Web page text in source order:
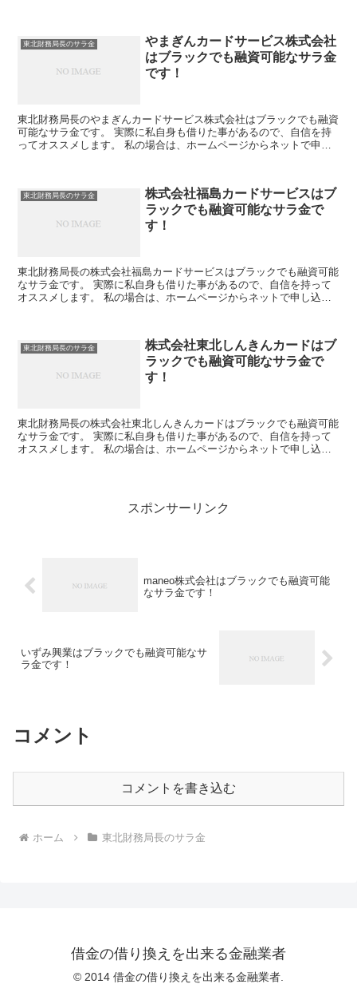
東北財務局長のサラ金
やまぎんカードサービス株式会社
はブラックでも融資可能なサラ金
です！
東北財務局長のやまぎんカードサービス株式会社はブラックでも融資
可能なサラ金です。 実際に私自身も借りた事があるので、自信を持
ってオススメします。 私の場合は、ホームページからネットで申し
東北財務局長のサラ金
株式会社福島カードサービスはブ
ラックでも融資可能なサラ金で
す！
東北財務局長の株式会社福島カードサービスはブラックでも融資可能
なサラ金です。 実際に私自身も借りた事があるので、自信を持って
オススメします。 私の場合は、ホームページからネットで申し込み
東北財務局長のサラ金
株式会社東北しんきんカードはブ
ラックでも融資可能なサラ金で
す！
東北財務局長の株式会社東北しんきんカードはブラックでも融資可能
なサラ金です。 実際に私自身も借りた事があるので、自信を持って
オススメします。 私の場合は、ホームページからネットで申し込み
スポンサーリンク
maneo株式会社はブラックでも融資可能
なサラ金です！
いずみ興業はブラックでも融資可能なサ
ラ金です！
コメント
コメントを書き込む
ホーム 東北財務局長のサラ金
借金の借り換えを出来る金融業者
© 2014 借金の借り換えを出来る金融業者.